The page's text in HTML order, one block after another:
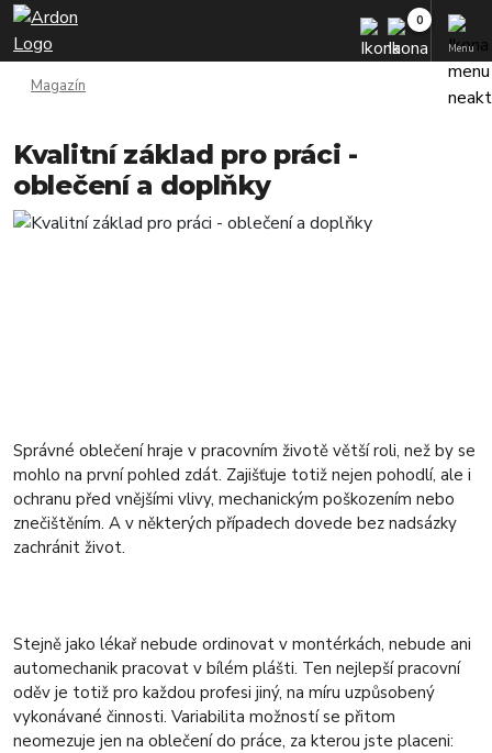
Menu
Magazín
Kvalitní základ pro práci -
oblečení a doplňky
Správné oblečení hraje v pracovním životě větší roli, než by se
mohlo na první pohled zdát. Zajišťuje totiž nejen pohodlí, ale i
ochranu před vnějšími vlivy, mechanickým poškozením nebo
znečištěním. A v některých případech dovede bez nadsázky
zachránit život.
Stejně jako lékař nebude ordinovat v montérkách, nebude ani
automechanik pracovat v bílém plášti. Ten nejlepší pracovní
oděv je totiž pro každou profesi jiný, na míru uzpůsobený
vykonávané činnosti. Variabilita možností se přitom
neomezuje jen na oblečení do práce, za kterou jste placeni: